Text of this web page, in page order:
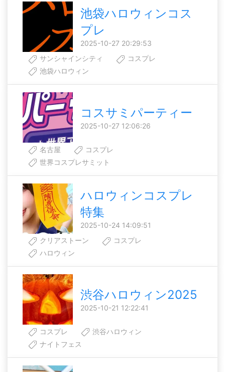
池袋ハロウィンコス
プレ
2025-10-27 20:29:53
サンシャインシティ
コスプレ
池袋ハロウィン
コスサミパーティー
2025-10-27 12:06:26
名古屋
コスプレ
世界コスプレサミット
ハロウィンコスプレ
特集
2025-10-24 14:09:51
クリアストーン
コスプレ
ハロウィン
渋谷ハロウィン2025
2025-10-21 12:22:41
コスプレ
渋谷ハロウィン
ナイトフェス